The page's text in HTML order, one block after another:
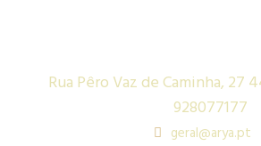
Rua Pêro Vaz de Caminha, 27
928077177
geral@arya.pt